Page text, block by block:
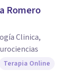
Romero
Clinica,
Terapia Online